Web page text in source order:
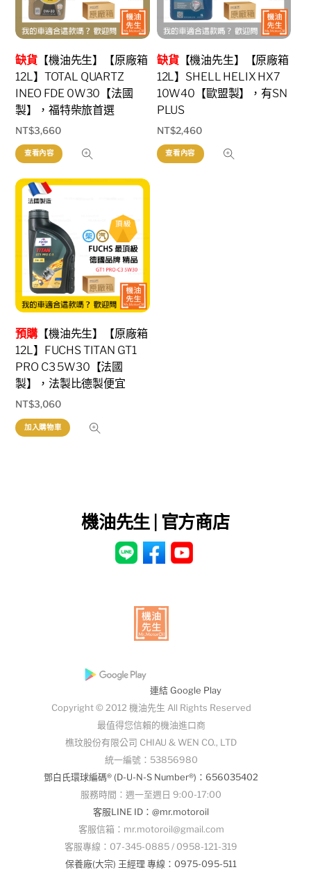
缺貨 【機油先生】【原廠箱
12L】TOTAL QUARTZ
INEO FDE 0W30【法國
製】，福特柴旅首選
NT$3,660
查看內容
缺貨【機油先生】【原廠箱
12L】SHELL HELIX HX7
10W40【歐盟製】，有SN
PLUS
NT$2,460
查看內容
預購 【機油先生】【原廠箱
12L】FUCHS TITAN GT1
PRO C3 5W30【法國
製】，法製比德製便宜
NT$3,060
加入購物車
機油先生 | 官方商店
連結 Google Play
Copyright © 2012 機油先生 All Rights Reserved
最值得您信賴的機油進口商
樵玟股份有限公司 CHIAU & WEN CO., LTD
統一編號：53856980
鄧白氏環球編碼® (D-U-N-S Number®)：656035402
服務時間：週一至週日 9:00-17:00
客服LINE ID：@mr.motoroil
客服信箱：mr.motoroil@gmail.com
客服專線：07-345-0885 / 0958-121-319
保養廠(大宗) 王經理 專線：0975-095-511